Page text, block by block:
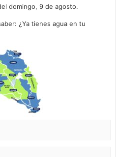
domingo, 9 de agosto.
¿Ya tienes agua en tu